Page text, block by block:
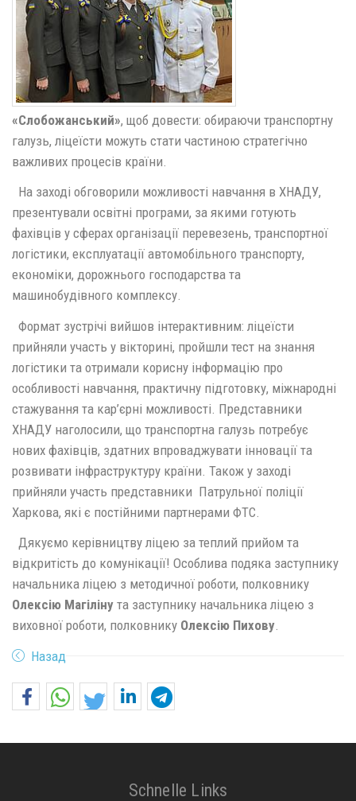
«Слобожанський», щоб довести: обираючи транспортну
галузь, ліцеїсти можуть стати частиною стратегічно
важливих процесів країни.
На заході обговорили можливості навчання в ХНАДУ,
презентували освітні програми, за якими готують
фахівців у сферах організації перевезень, транспортної
логістики, експлуатації автомобільного транспорту,
економіки, дорожнього господарства та
машинобудівного комплексу.
Формат зустрічі вийшов інтерактивним: ліцеїсти
прийняли участь у вікторині, пройшли тест на знання
логістики та отримали корисну інформацію про
особливості навчання, практичну підготовку, міжнародні
стажування та кар’єрні можливості. Представники
ХНАДУ наголосили, що транспортна галузь потребує
нових фахівців, здатних впроваджувати інновації та
розвивати інфраструктуру країни. Також у заході
прийняли участь представники Патрульної поліції
Харкова, які є постійними партнерами ФТС.
Дякуємо керівництву ліцею за теплий прийом та
відкритість до комунікації! Особлива подяка заступнику
начальника ліцею з методичної роботи, полковнику
Олексію Магіліну та заступнику начальника ліцею з
виховної роботи, полковнику Олексію Пихову.
Назад
Schnelle Links